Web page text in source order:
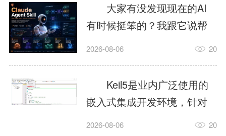
大家有没发现现在的AI
有时候挺笨的？我跟它说帮
我订个明天早上的闹钟，它
这样？因为AI，就是个只会
耍嘴皮子的书呆子。它脑子
里有海量知识，但没有真正
激发出来实力。而
2026-08-06 20
Keil5是业内广泛使用的
嵌入式集成开发环境，针对
ARM、51内核单片机提供编
2026-08-06 20